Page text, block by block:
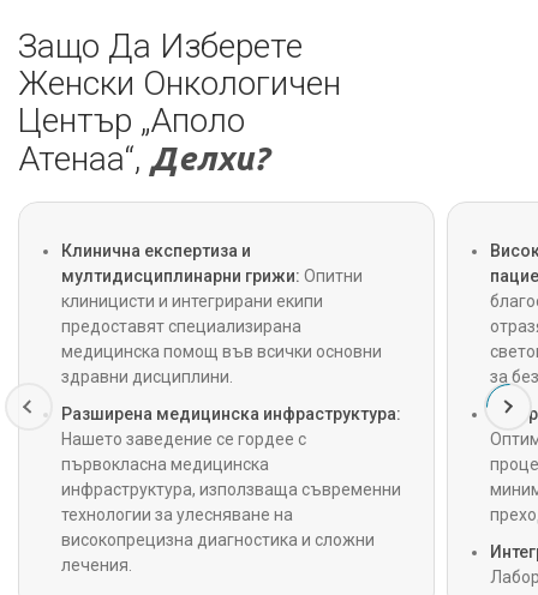
Защо Да Изберете
Женски Онкологичен
Център „Аполо
Атенаа“, Делхи?
Клинична експертиза и
мултидисциплинарни грижи: Опитни
клиницисти и интегрирани екипи
предоставят специализирана
медицинска помощ във всички основни
здравни дисциплини.
Разширена медицинска инфраструктура:
Нашето заведение се гордее с
първокласна медицинска
инфраструктура, използваща съвременни
технологии за улесняване на
високопрецизна диагностика и сложни
лечения.
за